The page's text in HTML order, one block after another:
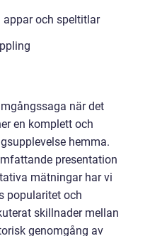
och speltitlar
när det
en komplett och
hemma.
presentation
mätningar har vi
popularitet och
skillnader mellan
genomgång av